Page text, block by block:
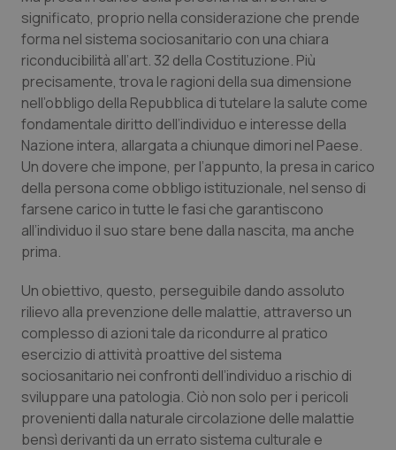
Toscana
Umbria
Valle D’Aosta
Veneto
Obesità
Oftalmologia
Oncodermatologia
Oncoematologia
Oncologia & Nutrizione
Psoriasi & pelle
Quotidiano Cardiologia
Quotidiano Chirurgia
Quotidiano Oncologia
Quotidiano Pediatria
significato, proprio nella considerazione che prende
forma nel sistema sociosanitario con una chiara
riconducibilità all’art. 32 della Costituzione. Più
precisamente, trova le ragioni della sua dimensione
nell’obbligo della Repubblica di tutelare la salute come
fondamentale diritto dell’individuo e interesse della
Nazione intera, allargata a chiunque dimori nel Paese.
Un dovere che impone, per l’appunto, la presa in carico
della persona come obbligo istituzionale, nel senso di
farsene carico in tutte le fasi che garantiscono
all’individuo il suo stare bene dalla nascita, ma anche
prima.
Un obiettivo, questo, perseguibile dando assoluto
rilievo alla prevenzione delle malattie, attraverso un
complesso di azioni tale da ricondurre al pratico
esercizio di attività proattive del sistema
sociosanitario nei confronti dell’individuo a rischio di
sviluppare una patologia. Ciò non solo per i pericoli
provenienti dalla naturale circolazione delle malattie
bensì derivanti da un errato sistema culturale e